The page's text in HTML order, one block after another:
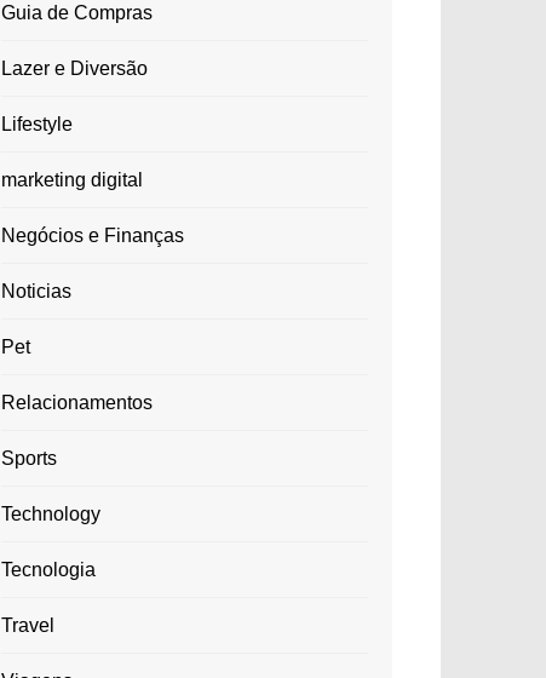
Guia de Compras
Lazer e Diversão
Lifestyle
marketing digital
Negócios e Finanças
Noticias
Pet
Relacionamentos
Sports
Technology
Tecnologia
Travel